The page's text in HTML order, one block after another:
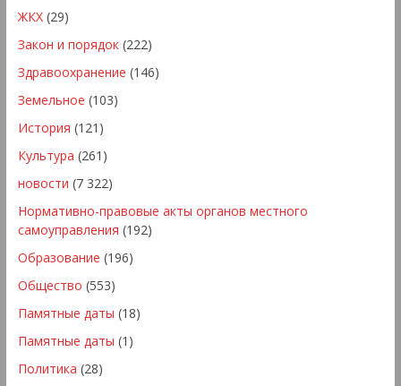
ЖКХ(29)
Закон и порядок(222)
Здравоохранение (146)
Земельное (103)
История (121)
Культура (261)
новости (7 322)
Нормативно-правовые акты органов местного
самоуправления (192)
Образование (196)
Общество (553)
Памятные даты (18)
Памятные даты (1)
Политика (28)